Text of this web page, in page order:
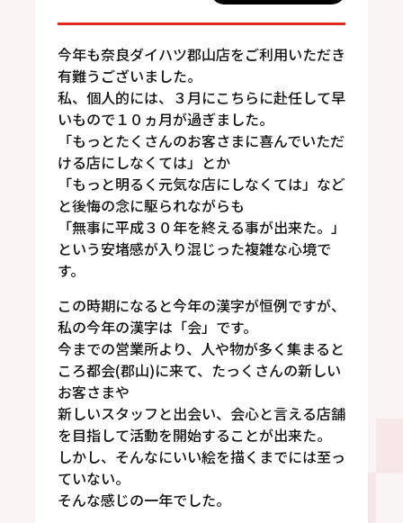
今年も奈良ダイハツ郡山店をご利用いただき
有難うございました。
私、個人的には、３月にこちらに赴任して早
いもので１０ヵ月が過ぎました。
「もっとたくさんのお客さまに喜んでいただ
ける店にしなくては」とか
「もっと明るく元気な店にしなくては」など
と後悔の念に駆られながらも
「無事に平成３０年を終える事が出来た。」
という安堵感が入り混じった複雑な心境で
す。
この時期になると今年の漢字が恒例ですが、
私の今年の漢字は「会」です。
今までの営業所より、人や物が多く集まると
ころ都会(郡山)に来て、たっくさんの新しい
お客さまや
新しいスタッフと出会い、会心と言える店舗
を目指して活動を開始することが出来た。
しかし、そんなにいい絵を描くまでには至っ
ていない。
そんな感じの一年でした。